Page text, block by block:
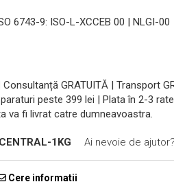
6743-9: ISO-L-XCCEB 00 | NLGI-00
Consultanță GRATUITĂ | Transport
peste 399 lei | Plata în 2-3
va fi livrat catre dumneavoastra.
1KG Ai nevoie de ajutor?
Cere informatii